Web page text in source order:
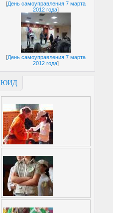
[День самоуправления 7 марта
2012 года]
[День самоуправления 7 марта
2012 года]
ЮИД